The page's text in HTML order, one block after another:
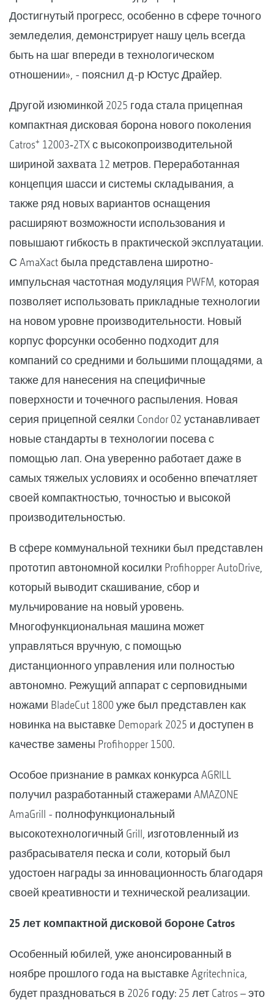
Достигнутый прогресс, особенно в сфере точного
земледелия, демонстрирует нашу цель всегда
быть на шаг впереди в технологическом
отношении», - пояснил д-р Юстус Драйер.
Другой изюминкой 2025 года стала прицепная
компактная дисковая борона нового поколения
Catros+ 12003‑2TX с высокопроизводительной
шириной захвата 12 метров. Переработанная
концепция шасси и системы складывания, а
также ряд новых вариантов оснащения
расширяют возможности использования и
повышают гибкость в практической эксплуатации.
С AmaXact была представлена ​​широтно-
импульсная частотная модуляция PWFM, которая
позволяет использовать прикладные технологии
на новом уровне производительности. Новый
корпус форсунки особенно подходит для
компаний со средними и большими площадями, а
также для нанесения на специфичные
поверхности и точечного распыления. Новая
серия прицепной сеялки Condor 02 устанавливает
новые стандарты в технологии посева с
помощью лап. Она уверенно работает даже в
самых тяжелых условиях и особенно впечатляет
своей компактностью, точностью и высокой
производительностью.
В сфере коммунальной техники был представлен
прототип автономной косилки Profihopper AutoDrive,
который выводит скашивание, сбор и
мульчирование на новый уровень.
Многофункциональная машина может
управляться вручную, с помощью
дистанционного управления или полностью
автономно. Режущий аппарат с серповидными
ножами BladeCut 1800 уже был представлен ​​как
новинка на выставке Demopark 2025 и доступен в
качестве замены Profihopper 1500.
Особое признание в рамках конкурса AGRILL
получил разработанный стажерами AMAZONE
AmaGrill - полнофункциональный
высокотехнологичный Grill, изготовленный из
разбрасывателя песка и соли, который был
удостоен награды за инновационность благодаря
своей креативности и технической реализации.
25 лет компактной дисковой бороне Catros
Особенный юбилей, уже анонсированный в
ноябре прошлого года на выставке Agritechnica,
будет праздноваться в 2026 году: 25 лет Catros – это